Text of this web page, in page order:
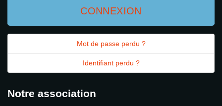
CONNEXION
Mot de passe perdu ?
Identifiant perdu ?
Notre association